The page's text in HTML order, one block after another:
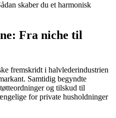
skaber du et harmonisk
Fra niche til
fremskridt i halvlederindustrien
Samtidig begyndte
og tilskud til
for private husholdninger